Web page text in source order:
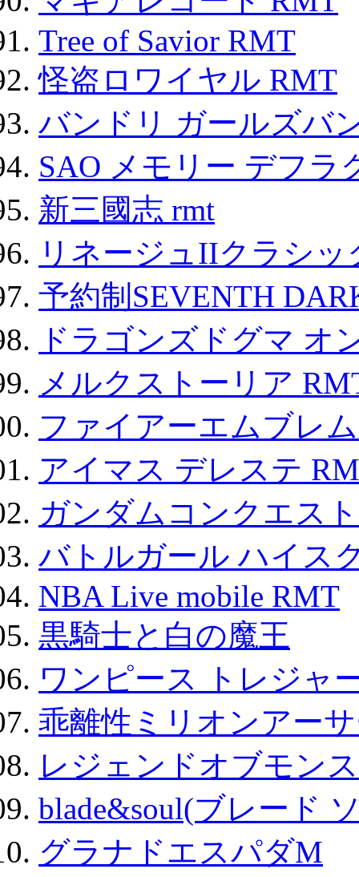
Tree of Savior RMT
怪盗ロワイヤル RMT
バンドリ ガールズバ
SAO メモリー デフラ
新三國志 rmt
リネージュIIクラシ
予約制SEVENTH
ドラゴンズドグマ オ
メルクストーリア
ファイアーエムブレ
アイマス デレステ
ガンダムコンクエスト
バトルガール ハイス
NBA Live mobile RMT
黒騎士と白の魔王
ワンピース トレジャ
乖離性ミリオンアー
レジェンドオブモン
blade&soul(ブレード
グラナドエスパダM